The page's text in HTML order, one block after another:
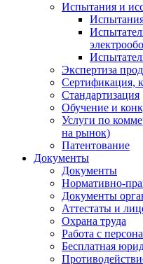
Испытания и
Экспертиза
Сертификация,
Стандартизация
Обучение и
Услуги по
на рынок)
Патентование
Документы
Документы
Нормативно-
Документы
Аттестаты и
Охрана труда
Работа с
Бесплатная